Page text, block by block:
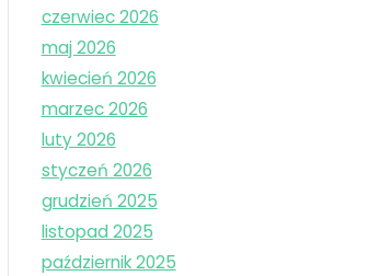
czerwiec 2026
maj 2026
kwiecień 2026
marzec 2026
luty 2026
styczeń 2026
grudzień 2025
listopad 2025
październik 2025